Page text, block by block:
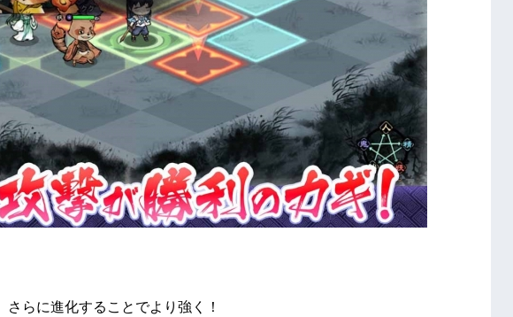
らに進化することでより強く！